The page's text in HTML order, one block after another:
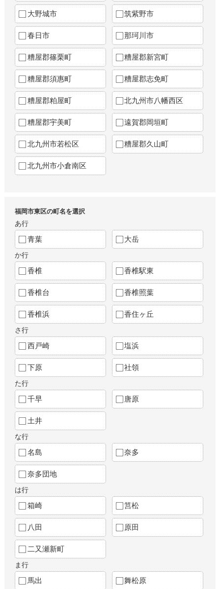
大野城市 筑紫野市
春日市 那珂川市
糟屋郡篠栗町 糟屋郡新宮町
糟屋郡須惠町 糟屋郡志免町
糟屋郡粕屋町 北九州市八幡西区
糟屋郡宇美町 遠賀郡岡垣町
北九州市若松区 糟屋郡久山町
北九州市小倉南区
福岡市東区の町名を選択
あ行
青葉 大岳
か行
香椎 香椎駅東
香椎台 香椎照葉
香椎浜 香住ヶ丘
さ行
西戸崎 塩浜
下原 社領
た行
千早 唐原
土井
な行
名島 奈多
奈多団地
は行
箱崎 筥松
八田 原田
二又瀬新町
ま行
馬出 舞松原